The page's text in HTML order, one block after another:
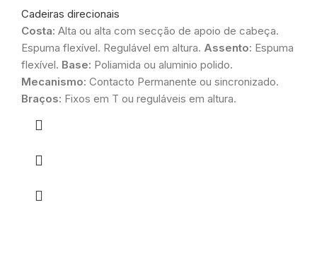
Cadeiras direcionais
Costa: Alta ou alta com secção de apoio de cabeça.
Espuma flexível. Regulável em altura. Assento: Espuma
flexível. Base: Poliamida ou aluminio polido.
Mecanismo: Contacto Permanente ou sincronizado.
Braços: Fixos em T ou reguláveis em altura.